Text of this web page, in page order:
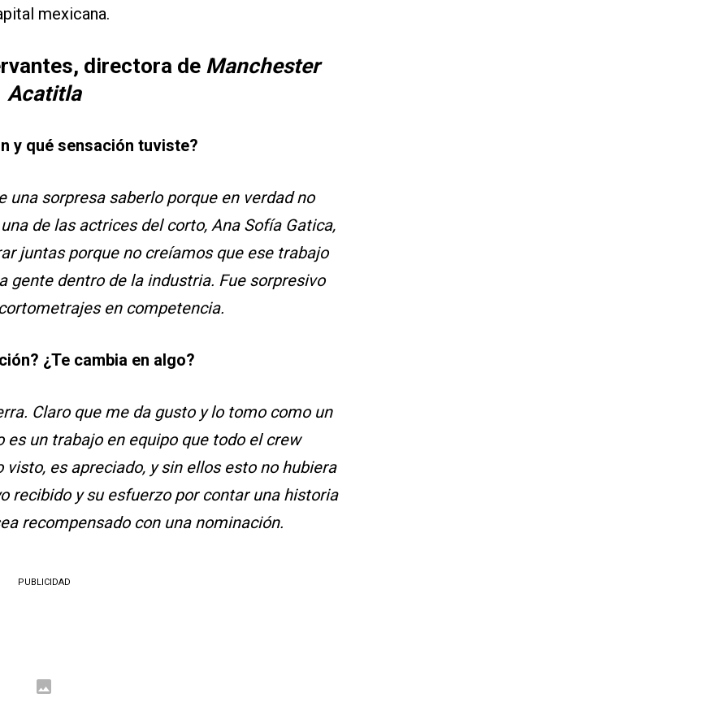
mexicana.
directora de Manchester
Acatitla
y qué sensación tuviste?
una sorpresa saberlo porque en verdad no
de las actrices del corto, Ana Sofía Gatica,
juntas porque no creíamos que ese trabajo
gente dentro de la industria. Fue sorpresivo
en competencia.
¿Te cambia en algo?
Claro que me da gusto y lo tomo como un
un trabajo en equipo que todo el crew
es apreciado, y sin ellos esto no hubiera
recibido y su esfuerzo por contar una historia
recompensado con una nominación.
PUBLICIDAD